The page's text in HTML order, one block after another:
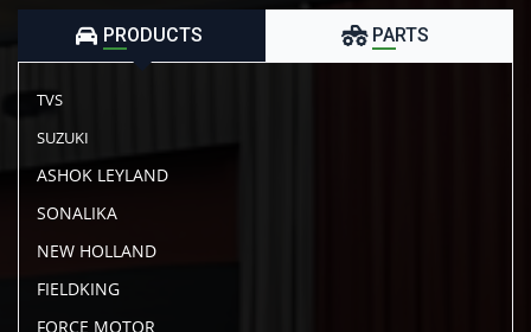
PRODUCTS PARTS
TVS
SUZUKI
ASHOK LEYLAND
SONALIKA
NEW HOLLAND
FIELDKING
FORCE MOTOR